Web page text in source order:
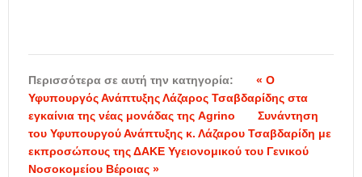
Περισσότερα σε αυτή την κατηγορία:
« Ο
Υφυπουργός Ανάπτυξης Λάζαρος Τσαβδαρίδης στα
εγκαίνια της νέας μονάδας της Agrino
Συνάντηση
του Υφυπουργού Ανάπτυξης κ. Λάζαρου Τσαβδαρίδη με
εκπροσώπους της ΔΑΚΕ Υγειονομικού του Γενικού
Νοσοκομείου Βέροιας »